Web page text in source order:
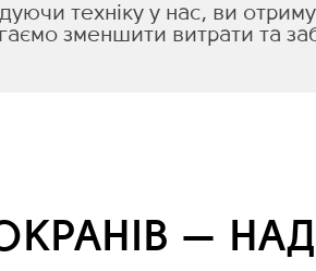
техніку у нас, ви
зменшити витрати та
—